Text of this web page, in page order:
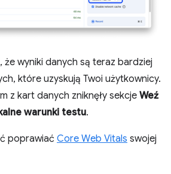
że wyniki danych są teraz bardziej
które uzyskują Twoi użytkownicy.
z kart danych zniknęły sekcje Weź
warunki testu.
poprawiać Core Web Vitals swojej